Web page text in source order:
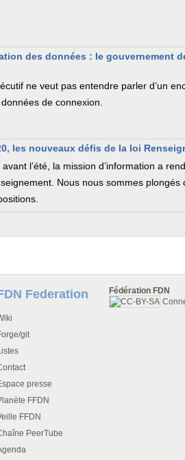
des données : le gouvernement
ne veut pas entendre parler d’un
de connexion.
les nouveaux défis de la loi
avant l’été, la mission d’information a
Nous nous sommes
Federation
git
presse
FFDN
FFDN
PeerTube
Fédération FDN